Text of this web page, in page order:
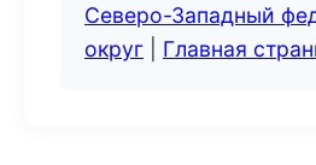
Северо-Западный
округ
Главная